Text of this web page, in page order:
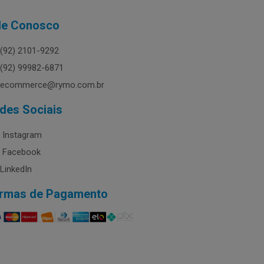
Conosco
(92) 2101-9292
(92) 99982-6871
ecommerce@rymo.com.br
Sociais
Instagram
Facebook
LinkedIn
de Pagamento